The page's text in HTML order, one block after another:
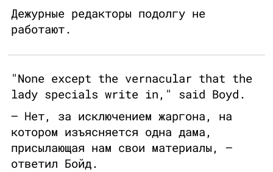
Дежурные редакторы подолгу не
работают.
"None except the vernacular that the
lady specials write in," said Boyd.
— Нет, за исключением жаргона, на
котором изъясняется одна дама,
присылающая нам свои материалы, —
ответил Бойд.